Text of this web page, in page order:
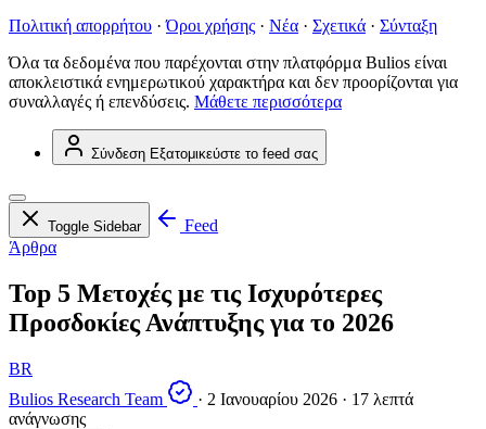
Πολιτική απορρήτου · Όροι χρήσης · Νέα · Σχετικά · Σύνταξη
Όλα τα δεδομένα που παρέχονται στην πλατφόρμα Bulios είναι
αποκλειστικά ενημερωτικού χαρακτήρα και δεν προορίζονται για
συναλλαγές ή επενδύσεις. Μάθετε περισσότερα
Σύνδεση Εξατομικεύστε το feed σας
Toggle Sidebar
Feed
Άρθρα
Top 5 Μετοχές με τις Ισχυρότερες
Προσδοκίες Ανάπτυξης για το 2026
BR
Bulios Research Team
· 2 Ιανουαρίου 2026 · 17 λεπτά
ανάγνωσης